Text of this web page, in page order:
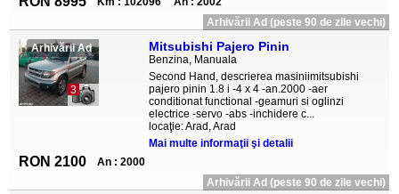
Arhivării Ad (peste 90 de zile vechi)
Arhivării Ad
3
Mitsubishi Pajero Pinin
Benzina, Manuala
Second Hand, descrierea masiniimitsubishi
pajero pinin 1.8 i -4 x 4 -an.2000 -aer
conditionat functional -geamuri si oglinzi
electrice -servo -abs -inchidere c...
locaţie: Arad, Arad
Mai multe informaţii şi detalii
RON 2100
An : 2000
Arhivării Ad (peste 90 de zile vechi)